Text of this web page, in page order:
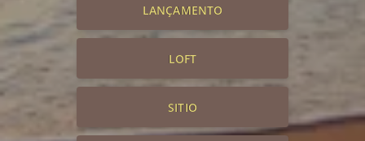
LANÇAMENTO
LOFT
SITIO